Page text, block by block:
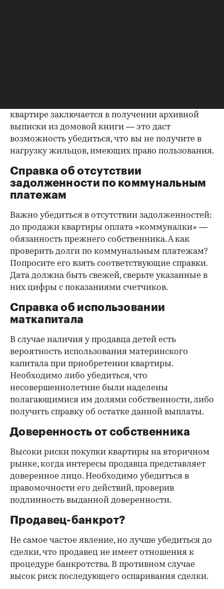
квартире заключается в получении архивной
выписки из домовой книги — это даст
возможность убедиться, что вы не получите в
нагрузку жильцов, имеющих право пользования.
Справка об отсутствии
задолженности по коммунальным
платежам
Важно убедиться в отсутствии задолженностей:
до продажи квартиры оплата «коммуналки» —
обязанность прежнего собственника. А как
проверить долги по коммунальным платежам?
Попросите его взять соответствующие справки.
Дата должна быть свежей, сверьте указанные в
них цифры с показаниями счетчиков.
Справка об использовании
маткапитала
В случае наличия у продавца детей есть
вероятность использования материнского
капитала при приобретении квартиры.
Необходимо либо убедиться, что
несовершеннолетние были наделены
полагающимися им долями собственности, либо
получить справку об остатке данной выплаты.
Доверенность от собственника
Высоки риски покупки квартиры на вторичном
рынке, когда интересы продавца представляет
доверенное лицо. Необходимо убедиться в
правомочности его действий, проверив
подлинность выданной доверенности.
Продавец-банкрот?
Не самое частое явление, но лучше убедиться до
сделки, что продавец не имеет отношения к
процедуре банкротства. В противном случае
высок риск последующего оспаривания сделки.